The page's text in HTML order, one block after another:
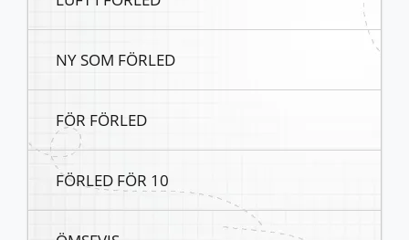
NY SOM FÖRLED
FÖR FÖRLED
FÖRLED FÖR 10